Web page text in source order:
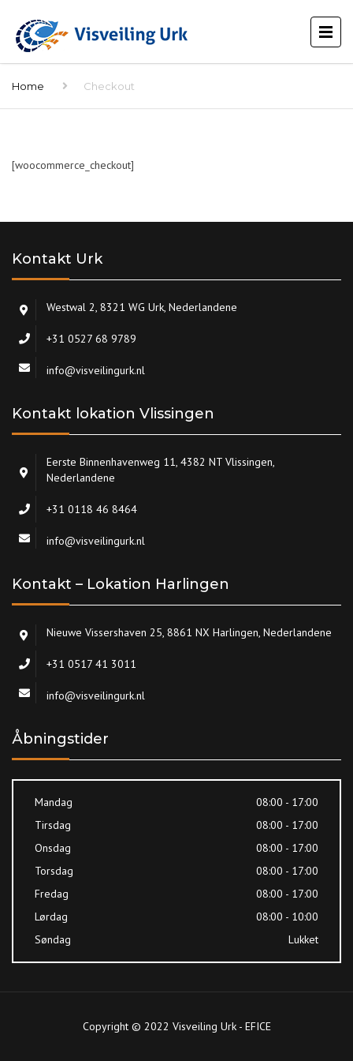
Home Checkout
[woocommerce_checkout]
Kontakt Urk
Westwal 2, 8321 WG Urk, Nederlandene
+31 0527 68 9789
info@visveilingurk.nl
Kontakt lokation Vlissingen
Eerste Binnenhavenweg 11, 4382 NT Vlissingen,
Nederlandene
+31 0118 46 8464
info@visveilingurk.nl
Kontakt – Lokation Harlingen
Nieuwe Vissershaven 25, 8861 NX Harlingen, Nederlandene
+31 0517 41 3011
info@visveilingurk.nl
Åbningstider
Mandag
08:00 - 17:00
Tirsdag
08:00 - 17:00
Onsdag
08:00 - 17:00
Torsdag
08:00 - 17:00
Fredag
08:00 - 17:00
Lørdag
08:00 - 10:00
Søndag
Lukket
Copyright © 2022 Visveiling Urk - EFICE